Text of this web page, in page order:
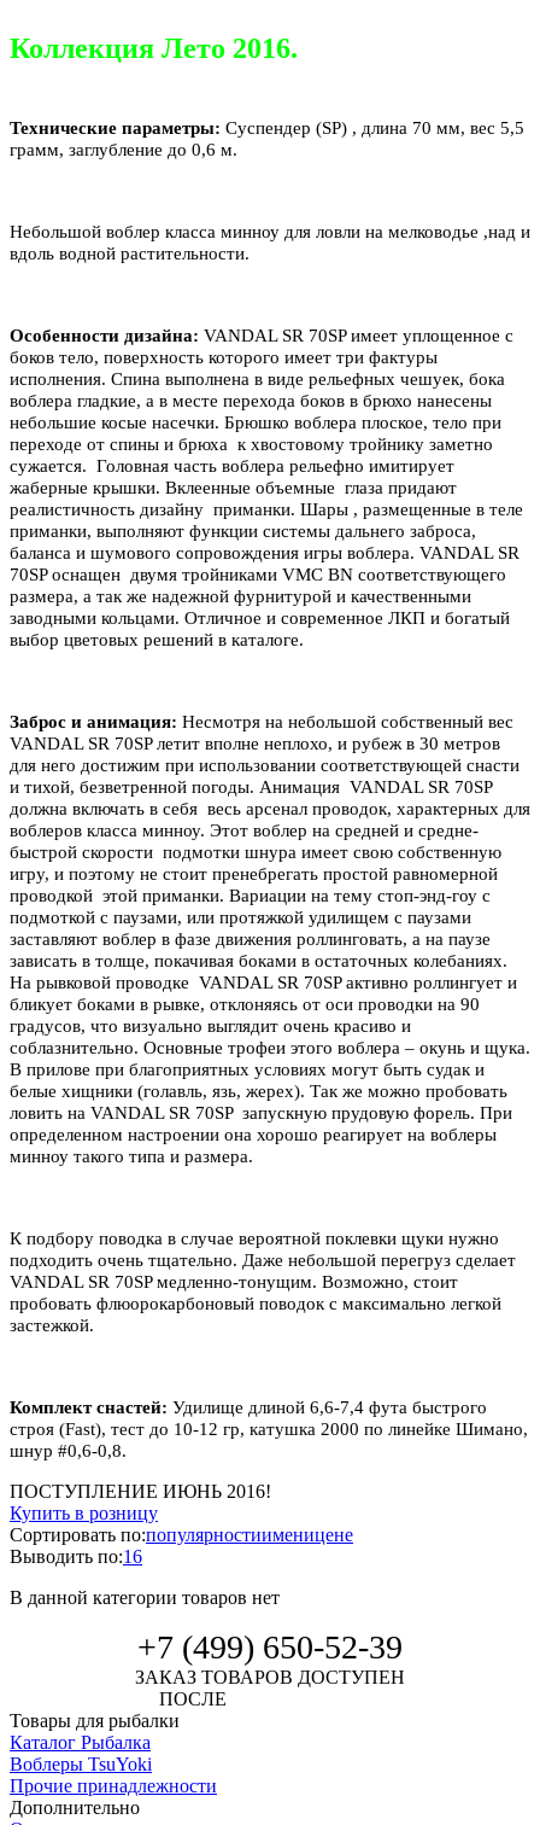
Коллекция Лето 2016.
Технические параметры: Суспендер (SP) , длина 70 мм, вес 5,5
грамм, заглубление до 0,6 м.
Небольшой воблер класса минноу для ловли на мелководье ,над и
вдоль водной растительности.
Особенности дизайна: VANDAL SR 70SP имеет уплощенное с
боков тело, поверхность которого имеет три фактуры
исполнения. Спина выполнена в виде рельефных чешуек, бока
воблера гладкие, а в месте перехода боков в брюхо нанесены
небольшие косые насечки. Брюшко воблера плоское, тело при
переходе от спины и брюха к хвостовому тройнику заметно
сужается. Головная часть воблера рельефно имитирует
жаберные крышки. Вклеенные объемные глаза придают
реалистичность дизайну приманки. Шары , размещенные в теле
приманки, выполняют функции системы дальнего заброса,
баланса и шумового сопровождения игры воблера. VANDAL SR
70SP оснащен двумя тройниками VMC BN соответствующего
размера, а так же надежной фурнитурой и качественными
заводными кольцами. Отличное и современное ЛКП и богатый
выбор цветовых решений в каталоге.
Заброс и анимация: Несмотря на небольшой собственный вес
VANDAL SR 70SP летит вполне неплохо, и рубеж в 30 метров
для него достижим при использовании соответствующей снасти
и тихой, безветренной погоды. Анимация VANDAL SR 70SP
должна включать в себя весь арсенал проводок, характерных для
воблеров класса минноу. Этот воблер на средней и средне-
быстрой скорости подмотки шнура имеет свою собственную
игру, и поэтому не стоит пренебрегать простой равномерной
проводкой этой приманки. Вариации на тему стоп-энд-гоу с
подмоткой с паузами, или протяжкой удилищем с паузами
заставляют воблер в фазе движения роллинговать, а на паузе
зависать в толще, покачивая боками в остаточных колебаниях.
На рывковой проводке VANDAL SR 70SP активно роллингует и
бликует боками в рывке, отклоняясь от оси проводки на 90
градусов, что визуально выглядит очень красиво и
соблазнительно. Основные трофеи этого воблера – окунь и щука.
В прилове при благоприятных условиях могут быть судак и
белые хищники (голавль, язь, жерех). Так же можно пробовать
ловить на VANDAL SR 70SP запускную прудовую форель. При
определенном настроении она хорошо реагирует на воблеры
минноу такого типа и размера.
К подбору поводка в случае вероятной поклевки щуки нужно
подходить очень тщательно. Даже небольшой перегруз сделает
VANDAL SR 70SP медленно-тонущим. Возможно, стоит
пробовать флюорокарбоновый поводок с максимально легкой
застежкой.
Комплект снастей: Удилище длиной 6,6-7,4 фута быстрого
строя (Fast), тест до 10-12 гр, катушка 2000 по линейке Шимано,
шнур #0,6-0,8.
ПОСТУПЛЕНИЕ ИЮНЬ 2016!
Купить в розницу
Сортировать по:популярностиименицене
Выводить по:16
В данной категории товаров нет
+7 (499) 650-52-39
ЗАКАЗ ТОВАРОВ ДОСТУПЕН
ПОСЛЕ
Товары для рыбалки
Каталог Рыбалка
Воблеры TsuYoki
Прочие принадлежности
Дополнительно